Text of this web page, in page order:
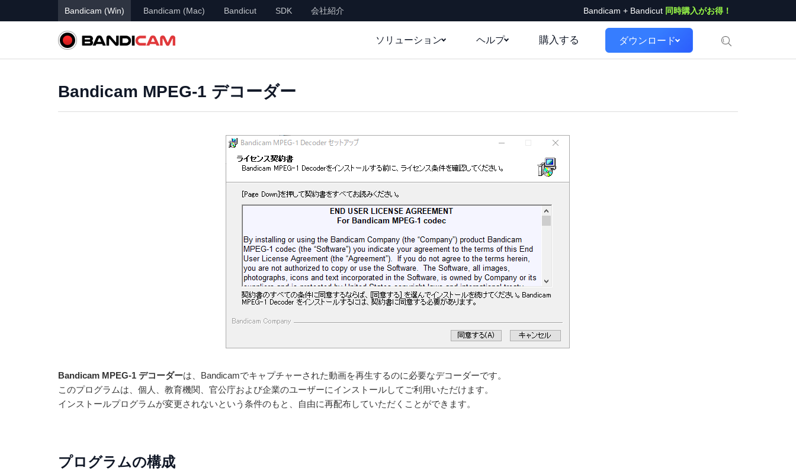
Bandicam (Win) Bandicam (Mac) Bandicut SDK 会社紹介 Bandicam + Bandicut 同時購入がお得！
ソリューション ヘルプ 購入する ダウンロード
Bandicam MPEG-1 デコーダー
Bandicam MPEG-1 デコーダーは、Bandicamでキャプチャーされた動画を再生するのに必要なデコーダーです。
このプログラムは、個人、教育機関、官公庁および企業のユーザーにインストールしてご利用いただけます。
インストールプログラムが変更されないという条件のもと、自由に再配布していただくことができます。
プログラムの構成